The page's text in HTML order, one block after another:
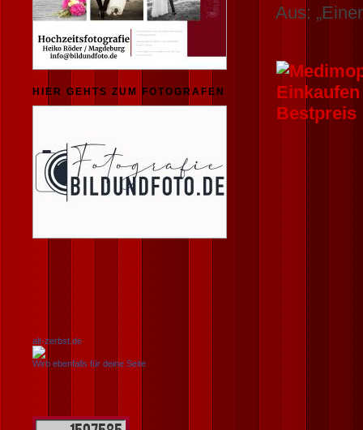
Aus:
HIER GEHTS ZUM FOTOGRAFEN
alt-zerbst.de
Wirb ebenfalls für deine Seite